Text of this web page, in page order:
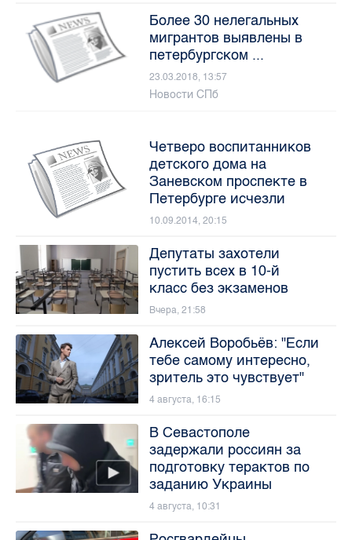
Более 30 нелегальных
мигрантов выявлены в
петербургском ...
23.03.2018, 13:57
Новости СПб
Четверо воспитанников
детского дома на
Заневском проспекте в
Петербурге исчезли
10.09.2014, 20:15
Депутаты захотели
пустить всех в 10-й
класс без экзаменов
Вчера, 21:58
Алексей Воробьёв: "Если
тебе самому интересно,
зритель это чувствует"
4 августа, 16:15
В Севастополе
задержали россиян за
подготовку терактов по
заданию Украины
4 августа, 10:31